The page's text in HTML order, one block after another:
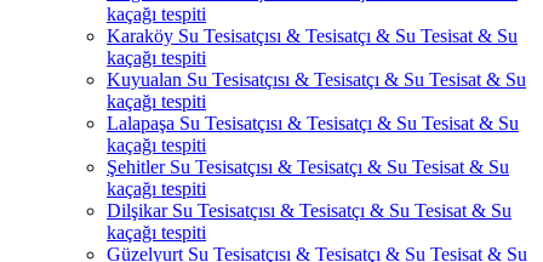
kaçağı tespiti
Karaköy Su Tesisatçısı & Tesisatçı & Su Tesisat & Su
kaçağı tespiti
Kuyualan Su Tesisatçısı & Tesisatçı & Su Tesisat & Su
kaçağı tespiti
Lalapaşa Su Tesisatçısı & Tesisatçı & Su Tesisat & Su
kaçağı tespiti
Şehitler Su Tesisatçısı & Tesisatçı & Su Tesisat & Su
kaçağı tespiti
Dilşikar Su Tesisatçısı & Tesisatçı & Su Tesisat & Su
kaçağı tespiti
Güzelyurt Su Tesisatçısı & Tesisatçı & Su Tesisat & Su